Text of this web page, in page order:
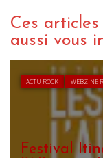
Ces
aussi vous
ACTU ROCK WEBZINE
Festival